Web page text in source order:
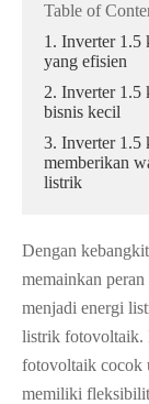
Table of
1. Inverter 1.5
yang efisien
2. Inverter 1.5
bisnis kecil
3. Inverter 1.5
memberikan
listrik
Dengan
memainkan
menjadi energi
listrik fotovoltaik.
fotovoltaik cocok
memiliki